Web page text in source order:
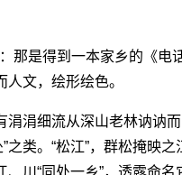
是得到一本家乡的《电
人文，绘形绘色。
涓细流从深山老林讷讷而
类。“松江”，群松掩映之
、川“同处一乡”，透露命